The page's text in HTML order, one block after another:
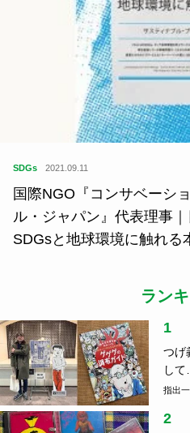
SDGs 2021.09.11
国際NGO『コンサベーシ
ル・ジャパン』代表理事｜
SDGsと地球環境に触れる
ラン
1
つげ
し
指出
2